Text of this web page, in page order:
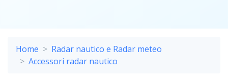
Home
Radar nautico e Radar meteo
Accessori radar nautico